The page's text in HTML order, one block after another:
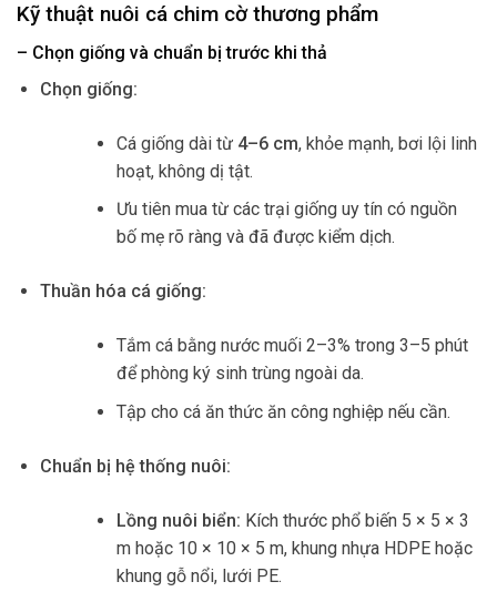
Kỹ thuật nuôi cá chim cờ thương phẩm
– Chọn giống và chuẩn bị trước khi thả
Chọn giống:
Cá giống dài từ 4–6 cm, khỏe mạnh, bơi lội linh
hoạt, không dị tật.
Ưu tiên mua từ các trại giống uy tín có nguồn
bố mẹ rõ ràng và đã được kiểm dịch.
Thuần hóa cá giống:
Tắm cá bằng nước muối 2–3% trong 3–5 phút
để phòng ký sinh trùng ngoài da.
Tập cho cá ăn thức ăn công nghiệp nếu cần.
Chuẩn bị hệ thống nuôi:
Lồng nuôi biển: Kích thước phổ biến 5 × 5 × 3
m hoặc 10 × 10 × 5 m, khung nhựa HDPE hoặc
khung gỗ nổi, lưới PE.